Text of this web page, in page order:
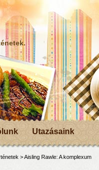
Utazásaink
> Aisling Rawle: A komplexum